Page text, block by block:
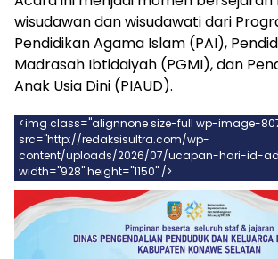
wisudawan dan wisudawati dari
Pendidikan Agama Islam (PAI),
Madrasah Ibtidaiyah (PGMI), dan
Anak Usia Dini (PIAUD).
<img class="alignnone size-full wp-image-
src="http://redaksisultra.com/wp-
content/uploads/2026/07/ucapan-hari-id-
width="928" height="1150" />